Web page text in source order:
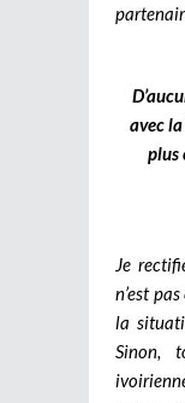
avec
plus
Je
n’est
la
Sinon,